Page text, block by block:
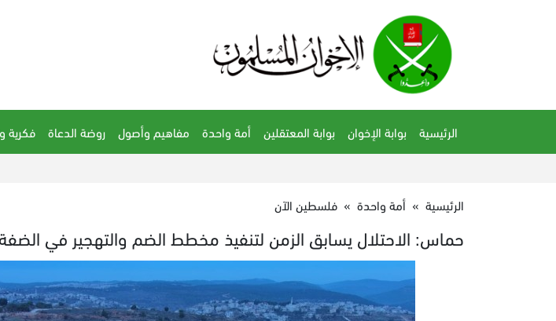
الرئيسية بوابة الإخوان بوابة المعتقلين أمة واحدة مفاهيم وأصول روضة الدعاة فكرية
الرئيسية » أمة واحدة » فلسطين الآن
حماس: الاحتلال يسابق الزمن لتنفيذ مخطط الضم والتهجير في